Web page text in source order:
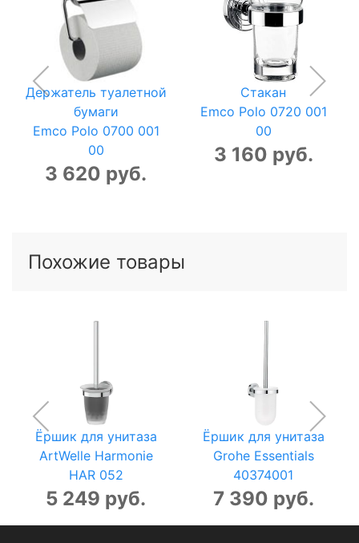
Держатель туалетной
бумаги
Emco Polo 0700 001
00
3 620 руб.
Стакан
Emco Polo 0720 001
00
3 160 руб.
Похожие товары
Ёршик для унитаза
ArtWelle Harmonie
HAR 052
5 249 руб.
Ёршик для унитаза
Grohe Essentials
40374001
7 390 руб.